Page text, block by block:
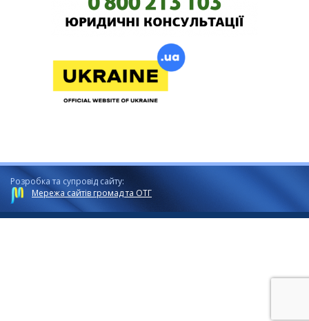
Розробка та супровід сайту:
Мережа сайтів громад та ОТГ